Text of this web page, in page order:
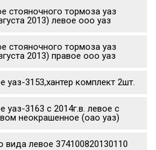
стояночного тормоза уаз
2013) левое ооо уаз
стояночного тормоза уаз
2013) правое ооо уаз
уаз-3153,хантер комплект 2шт.
уаз-3163 с 2014г.в. левое с
неокрашенное (оао уаз)
вида левое 374100820130110